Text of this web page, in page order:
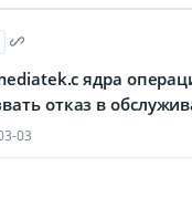
ядра
отказ в
03